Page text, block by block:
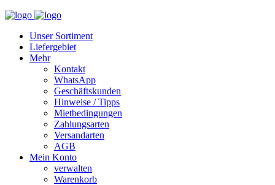
Unser Sortiment
Liefergebiet
Mehr
Kontakt
WhatsApp
Geschäftskunden
Hinweise / Tipps
Mietbedingungen
Zahlungsarten
Versandarten
AGB
Mein Konto
verwalten
Warenkorb